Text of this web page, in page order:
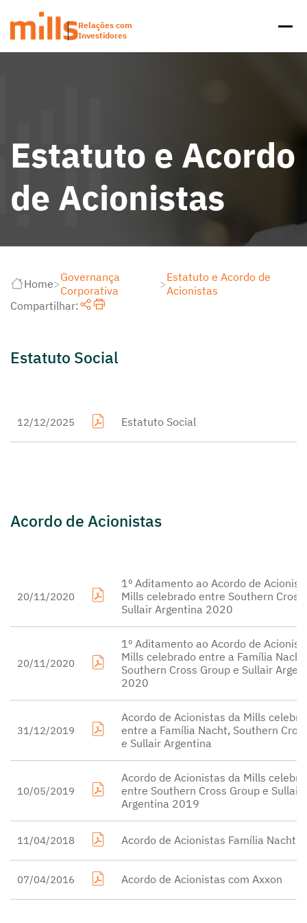
Relações com
Investidores
Estatuto e Acordo
de Acionistas
Home>Governança
Corporativa
>Estatuto e Acordo de
Acionistas
Compartilhar:
Estatuto Social
12/12/2025 Estatuto Social
Acordo de Acionistas
20/11/2020
1º Aditamento ao Acordo de
Mills celebrado entre Southern Cross
Sullair Argentina 2020
20/11/2020
1º Aditamento ao Acordo de
Mills celebrado entre a Família Nacht,
Southern Cross Group e Sullair
2020
31/12/2019
Acordo de Acionistas da Mills
entre a Família Nacht, Southern
e Sullair Argentina
10/05/2019
Acordo de Acionistas da Mills
entre Southern Cross Group e Sullair
Argentina 2019
11/04/2018 Acordo de Acionistas Família Nacht
07/04/2016 Acordo de Acionistas com Axxon